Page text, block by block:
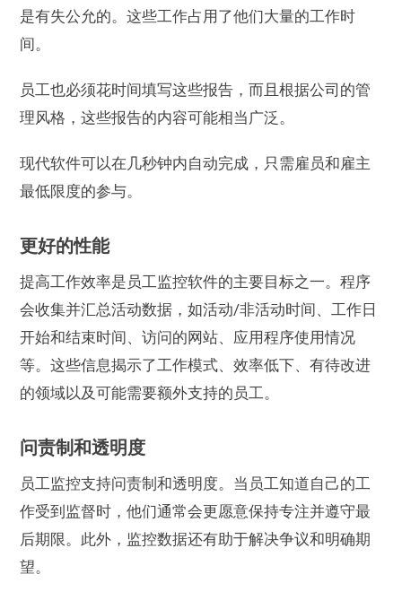
是有失公允的。这些工作占用了他们大量的工作时
间。
员工也必须花时间填写这些报告，而且根据公司的管
理风格，这些报告的内容可能相当广泛。
现代软件可以在几秒钟内自动完成，只需雇员和雇主
最低限度的参与。
更好的性能
提高工作效率是员工监控软件的主要目标之一。程序
会收集并汇总活动数据，如活动/非活动时间、工作日
开始和结束时间、访问的网站、应用程序使用情况
等。这些信息揭示了工作模式、效率低下、有待改进
的领域以及可能需要额外支持的员工。
问责制和透明度
员工监控支持问责制和透明度。当员工知道自己的工
作受到监督时，他们通常会更愿意保持专注并遵守最
后期限。此外，监控数据还有助于解决争议和明确期
望。